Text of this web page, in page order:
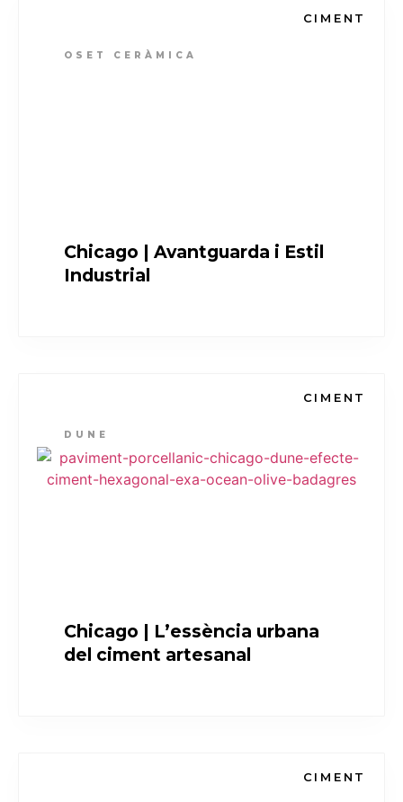
CIMENT
OSET CERÀMICA
Chicago | Avantguarda i Estil
Industrial
CIMENT
DUNE
Chicago | L’essència urbana
del ciment artesanal
CIMENT